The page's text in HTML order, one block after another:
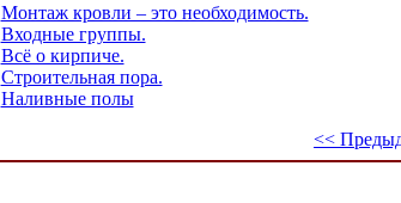
Монтаж кровли – это необходимость.
Входные группы.
Всё о кирпиче.
Строительная пора.
Наливные полы
<<